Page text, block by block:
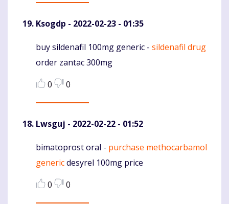
Ksogdp - 2022-02-23 - 01:35
Komentaras
buy sildenafil 100mg generic - sildenafil drug
order zantac 300mg
0
0
Lwsguj - 2022-02-22 - 01:52
Komentaras
bimatoprost oral - purchase methocarbamol
genericdesyrel 100mg price
0
0